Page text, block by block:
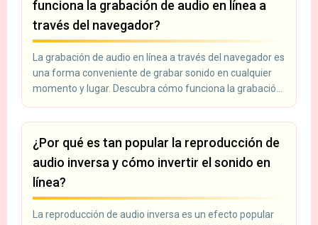
que trabajan con audio.
funciona la grabación de audio en línea a
través del navegador?
La grabación de audio en línea a través del navegador es
una forma conveniente de grabar sonido en cualquier
momento y lugar. Descubra cómo funciona la grabación
¿Por qué es tan popular la reproducción de
audio inversa y cómo invertir el sonido en
línea?
La reproducción de audio inversa es un efecto popular